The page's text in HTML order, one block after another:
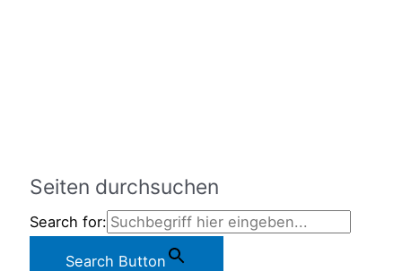
Seiten durchsuchen
Search for:
Search Button